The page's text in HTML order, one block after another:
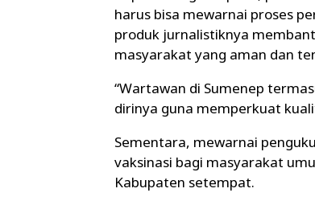
harus bisa mewarnai proses
produk jurnalistiknya
masyarakat yang aman dan
“Wartawan di Sumenep
dirinya guna memperkuat
Sementara, mewarnai
vaksinasi bagi masyarakat
Kabupaten setempat.